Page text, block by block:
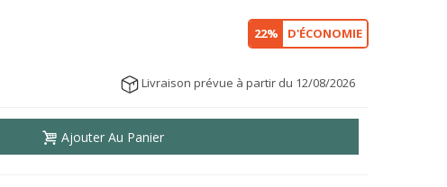
22% D'ÉCONOMIE
Livraison prévue à partir du 12/08/2026
Ajouter Au Panier